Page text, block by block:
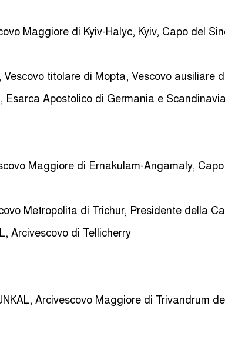
Maggiore di Kyiv-Halyc, Kyiv, Capo del
titolare di Mopta, Vescovo ausiliare
Apostolico di Germania e
Maggiore di Ernakulam-Angamaly,
Metropolita di Trichur, Presidente della
Arcivescovo di Tellicherry
Arcivescovo Maggiore di Trivandrum